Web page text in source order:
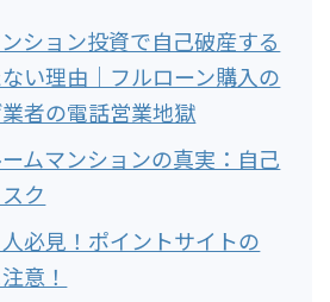
ション投資で自己破産する
い理由｜フルローン購入の
者の電話営業地獄
ムマンションの真実：自己
ク
必見！ポイントサイトの
意！